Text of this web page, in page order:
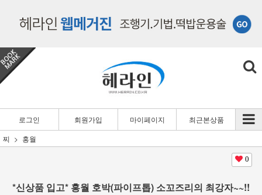
로그인 회원가입 마이페이지
최근본상품
찌
홍월
0
*신상품 입고* 홍월 호박(파이프톱) 소꼬즈리의 최강자~~!!